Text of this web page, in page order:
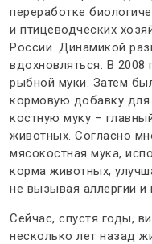
переработке
и птицеводческих
России. Динамикой
вдохновляться. В 2008
рыбной муки. Затем
кормовую добавку
костную муку –
животных. Согласно
мясокостная мука,
корма животных,
не вызывая аллергии
Сейчас, спустя годы,
несколько лет назад